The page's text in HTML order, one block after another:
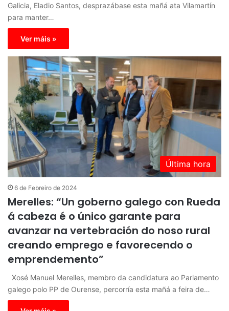
Galicia, Eladio Santos, desprazábase esta mañá ata Vilamartín
para manter…
Ver máis »
Última hora
6 de Febreiro de 2024
Merelles: “Un goberno galego con Rueda
á cabeza é o único garante para
avanzar na vertebración do noso rural
creando emprego e favorecendo o
emprendemento”
Xosé Manuel Merelles, membro da candidatura ao Parlamento
galego polo PP de Ourense, percorría esta mañá a feira de…